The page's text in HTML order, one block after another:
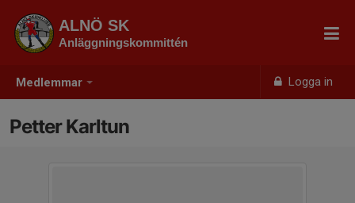
Medlemmar Logga in
ALNÖ SK
Anläggningskommittén
Petter Karltun